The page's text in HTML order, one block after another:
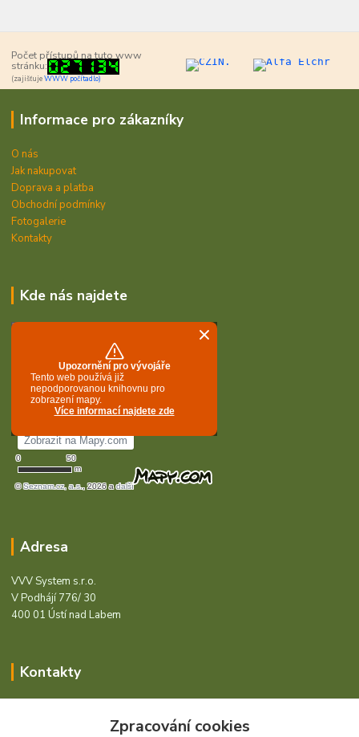
Počet přístupů na tuto www
stránku:
(zajišťujeWWW počítadlo)
Informace pro zákazníky
O nás
Jak nakupovat
Doprava a platba
Obchodní podmínky
Fotogalerie
Kontakty
Kde nás najdete
Adresa
VVV System s.r.o.
V Podhájí 776/ 30
400 01 Ústí nad Labem
Kontakty
Zpracování cookies